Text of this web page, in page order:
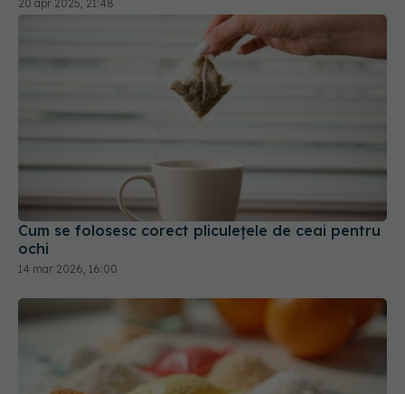
Cum se folosesc corect pliculețele de ceai pentru
ochi